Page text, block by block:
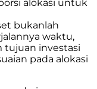
alokasi untuk
bukanlah
waktu,
tujuan investasi
pada alokasi